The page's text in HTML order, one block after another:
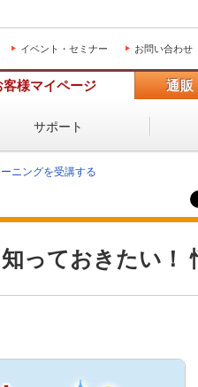
イベント・セミナー お問い合わせ
客様マイページ 通販
サポート
ニングを受講する
っておきたい！